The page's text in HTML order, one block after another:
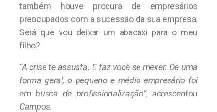
também houve procura de empresários
preocupados com a sucessão da sua empresa.
Será que vou deixar um abacaxi para o meu
filho?
“A crise te assusta. E faz você se mexer. De uma
forma geral, o pequeno e médio empresário foi
em busca de profissionalização”, acrescentou
Campos.